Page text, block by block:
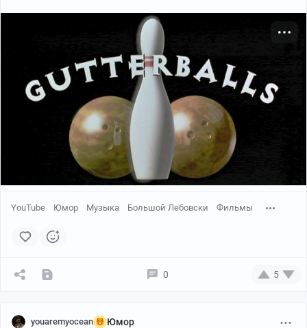
YouTube Юмор Музыка Большой Лебовски Фильмы
0 5
youaremyocean Юмор